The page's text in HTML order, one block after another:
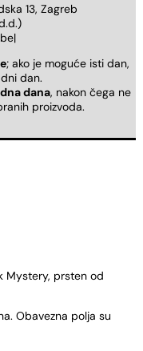
13, Zagreb
; ako je moguće isti dan,
dan.
dana, nakon čega ne
proizvoda.
Mystery, prsten od
Obavezna polja su